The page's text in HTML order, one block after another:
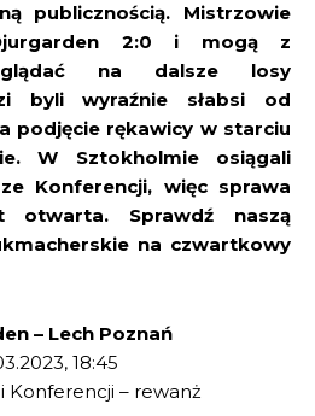
publicznością. Mistrzowie
2:0 i mogą z
na dalsze losy
byli wyraźnie słabsi od
podjęcie rękawicy w starciu
W Sztokholmie osiągali
Konferencji, więc sprawa
otwarta. Sprawdź naszą
na czwartkowy
– Lech Poznań
18:45
Konferencji – rewanż